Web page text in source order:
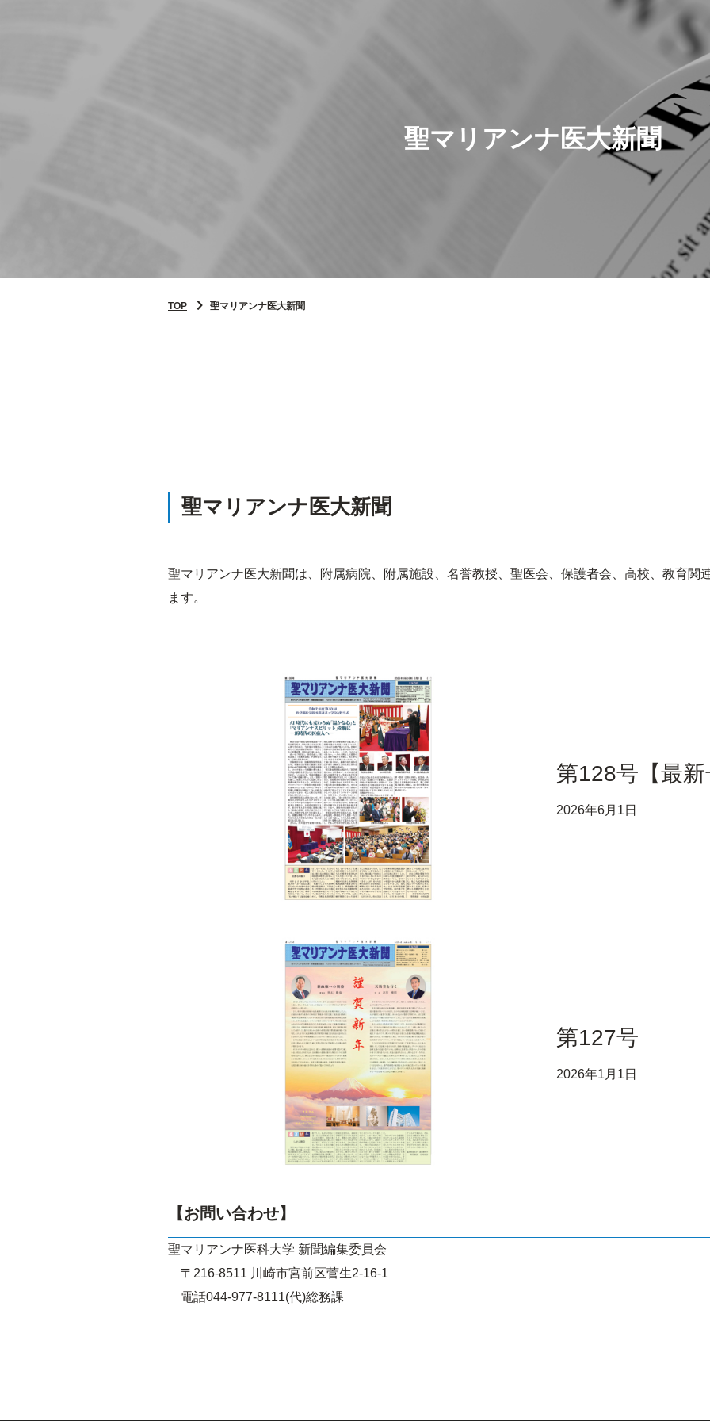
聖マリアンナ医大新聞
TOP 聖マリアンナ医大新聞
聖マリアンナ医大新聞
聖マリアンナ医大新聞は、附属病院、附属施設、名誉教授、聖医会、保護者会、高校、教育関
ます。
第128号【最
2026年6月1日
第127号
2026年1月1日
【お問い合わせ】
聖マリアンナ医科大学 新聞編集委員会
〒216-8511 川崎市宮前区菅生2-16-1
電話044-977-8111(代)総務課